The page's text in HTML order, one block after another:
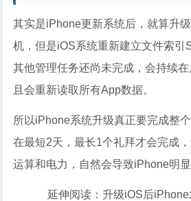
其实是iPhone更新系统后，就算升
机，但是iOS系统重新建立文件索引
其他管理任务还尚未完成，会持续
且会重新读取所有App数据。
所以iPhone系统升级真正要完成整
在最短2天，最长1个礼拜才会完成
运算和电力，自然会导致iPhone明显
延伸阅读：升级iOS后